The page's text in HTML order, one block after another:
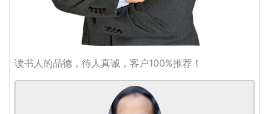
读书人的品德，待人真诚，客户100%推荐！